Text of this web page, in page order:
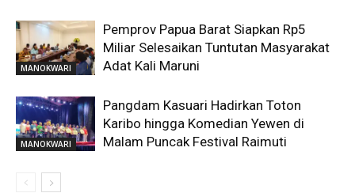
MANOKWARI
Pemprov Papua Barat Siapkan Rp5
Miliar Selesaikan Tuntutan Masyarakat
Adat Kali Maruni
MANOKWARI
Pangdam Kasuari Hadirkan Toton
Karibo hingga Komedian Yewen di
Malam Puncak Festival Raimuti